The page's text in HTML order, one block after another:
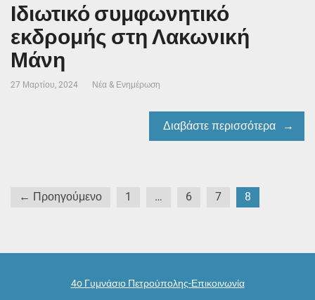
Ιδιωτικό συμφωνητικό
εκδρομής στη Λακωνική
Μάνη
27 Μαρτίου, 2024 Νέα & Ενημέρωση
Διαβάστε περισσότερα
Σελιδοποίηση
← Προηγούμενο 1 … 6 7 8
4o Γυμνάσιο Πετρούπολης-Επικοινωνία